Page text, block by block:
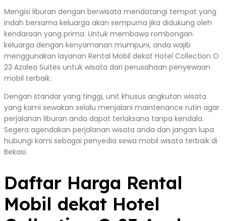
Mengisi liburan dengan berwisata mendatangi tempat yang
indah bersama keluarga akan sempurna jika didukung oleh
kendaraan yang prima. Untuk membawa rombongan
keluarga dengan kenyamanan mumpuni, anda wajib
menggunakan layanan Rental Mobil dekat Hotel Collection O
23 Azalea Suites untuk wisata dari perusahaan penyewaan
mobil terbaik.
Dengan standar yang tinggi, unit khusus angkutan wisata
yang kami sewakan selalu menjalani maintenance rutin agar
perjalanan liburan anda dapat terlaksana tanpa kendala.
Segera agendakan perjalanan wisata anda dan jangan lupa
hubungi kami sebagai penyedia sewa mobil wisata terbaik di
Bekasi.
Daftar Harga Rental
Mobil dekat Hotel